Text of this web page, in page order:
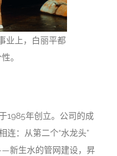
业上，白丽平都
。
1985年创立。公司的成
连：从第二个“水龙头”
新生水的管网建设，昇